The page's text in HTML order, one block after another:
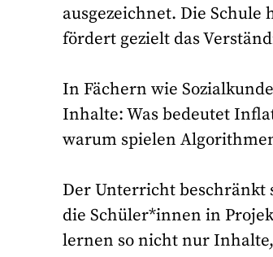
ausgezeichnet. Die
fördert gezielt das
In Fächern wie
Inhalte: Was bedeutet
warum spielen
Der Unterricht beschränkt
die Schüler*innen in
lernen so nicht nur